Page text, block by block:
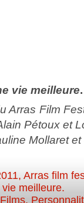
vie meilleure.
Arras Film
Pétoux et
Mollaret
,Arras film
vie meilleure.
Films,